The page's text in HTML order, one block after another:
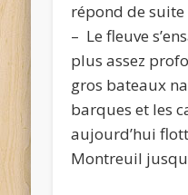
répond de suite
– Le fleuve
plus assez
gros bateaux
barques et les
aujourd’hui
Montreuil